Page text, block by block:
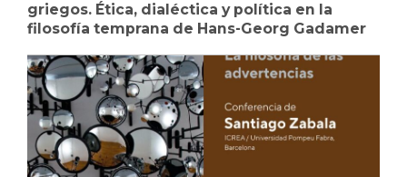
griegos. Ética, dialéctica y política en la
filosofía temprana de Hans-Georg Gadamer